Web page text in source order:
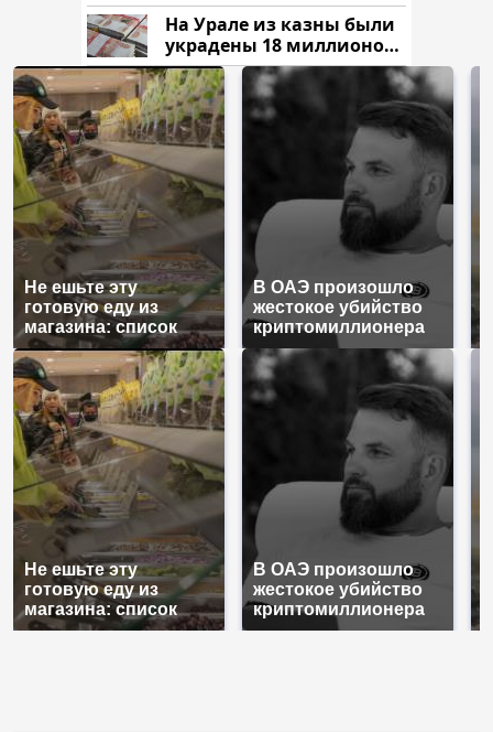
На Урале из казны были
украдены 18 миллионов
рублей
Не ешьте эту
готовую еду из
магазина: список
В ОАЭ произошло
жестокое убийство
криптомиллионера
Не ешьте эту
готовую еду из
магазина: список
В ОАЭ произошло
жестокое убийство
криптомиллионера